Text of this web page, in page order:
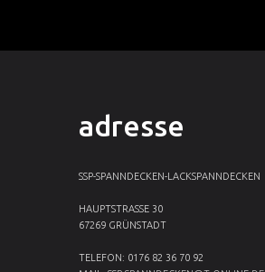
adresse
SSP-SPANNDECKEN-LACKSPANNDECKEN
HAUPTSTRASSE 30
67269 GRÜNSTADT
TELEFON: 0176 82 36 70 92